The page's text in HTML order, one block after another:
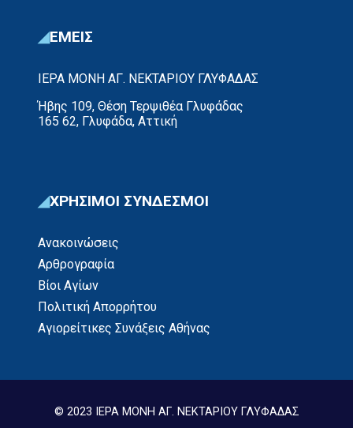
ΕΜΕΙΣ
ΙΕΡΑ ΜΟΝΗ ΑΓ. ΝΕΚΤΑΡΙΟΥ ΓΛΥΦΑΔΑΣ
Ήβης 109, Θέση Τερψιθέα Γλυφάδας
165 62, Γλυφάδα, Αττική
ΧΡΗΣΙΜΟΙ ΣΥΝΔΕΣΜΟΙ
Ανακοινώσεις
Αρθρογραφία
Βίοι Αγίων
Πολιτική Απορρήτου
Αγιορείτικες Συνάξεις Αθήνας
© 2023 ΙΕΡΑ ΜΟΝΗ ΑΓ. ΝΕΚΤΑΡΙΟΥ ΓΛΥΦΑΔΑΣ